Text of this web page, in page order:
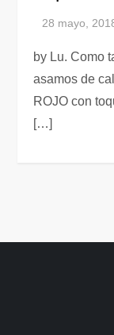
by Lu. Como
asamos de
ROJO con
[…]